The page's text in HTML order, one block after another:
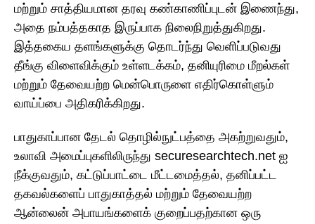
மற்றும் சாத்தியமான தரவு கண்காணிப்புடன் இணைந்து,
அதை நம்பத்தகாத இருப்பாக நிலைநிறுத்துகிறது.
இத்தகைய தளங்களுக்கு தொடர்ந்து வெளிப்படுவது
தீங்கு விளைவிக்கும் உள்ளடக்கம், தனியுரிமை மீறல்கள்
மற்றும் தேவையற்ற மென்பொருளை எதிர்கொள்ளும்
வாய்ப்பை அதிகரிக்கிறது.
பாதுகாப்பான தேடல் தொழில்நுட்பத்தை அகற்றுவதும்,
உலாவி அமைப்புகளிலிருந்து securesearchtech.net ஐ
நீக்குவதும், கட்டுப்பாட்டை மீட்டமைத்தல், தனிப்பட்ட
தகவல்களைப் பாதுகாத்தல் மற்றும் தேவையற்ற
ஆன்லைன் அபாயங்களைக் குறைப்பதற்கான ஒரு